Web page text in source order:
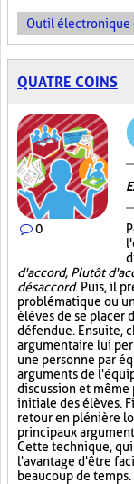
Outil électronique
QUATRE COINS
0
d'accord, Plutôt
désaccord. Puis, il
problématique ou
élèves de se placer
défendue. Ensuite,
argumentaire lui
une personne par
arguments de
discussion et même
initiale des élèves.
retour en plénière
principaux
Cette technique,
l'avantage d'être
beaucoup de temps.